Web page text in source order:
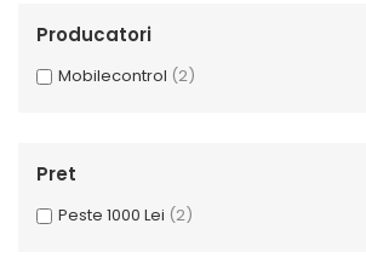
Irigatie
Sisteme fotovoltaice Solarino
Producatori
Mobilecontrol (2)
Pret
Peste 1000 Lei (2)